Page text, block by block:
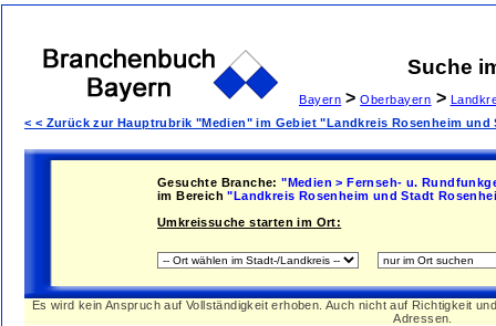
Suche
Bayern > Oberbayern >
< < Zurück zur Hauptrubrik "Medien" im Gebiet "Landkreis Rosenheim und
Gesuchte Branche: "Medien > Fernseh- u.
im Bereich "Landkreis Rosenheim und Stadt
Umkreissuche starten im Ort:
Es wird kein Anspruch auf Vollständigkeit erhoben. Auch nicht auf Richtigkeit
Adressen.